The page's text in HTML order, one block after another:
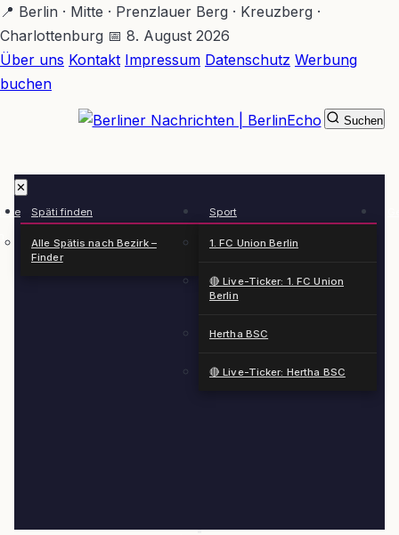
Zum
Hauptinhalt
springen
📍 Berlin · Mitte · Prenzlauer Berg · Kreuzberg ·
Charlottenburg 📅 8. August 2026
Über uns Kontakt Impressum Datenschutz Werbung
buchen
✕
Späti finden
Alle Spätis nach Bezirk –
Finder
Sport
1. FC Union Berlin
🔴 Live-Ticker: 1. FC Union
Berlin
Hertha BSC
🔴 Live-Ticker: Hertha BSC
Suchen